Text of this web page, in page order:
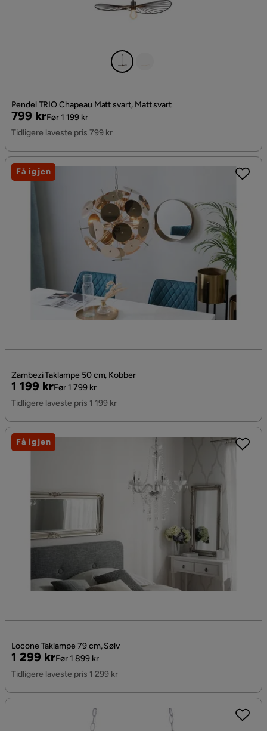
Pendel TRIO Chapeau Matt svart, Matt svart
Pris
799 kr
Original
Pris
Før 1 199 kr
Tidligere laveste pris 799 kr
Zambezi Taklampe 50 cm, Kobber
Pris
1 199 kr
Original
Pris
Før 1 799 kr
Tidligere laveste pris 1 199 kr
Få igjen
Locone Taklampe 79 cm, Sølv
Pris
1 299 kr
Original
Pris
Før 1 899 kr
Tidligere laveste pris 1 299 kr
Få igjen